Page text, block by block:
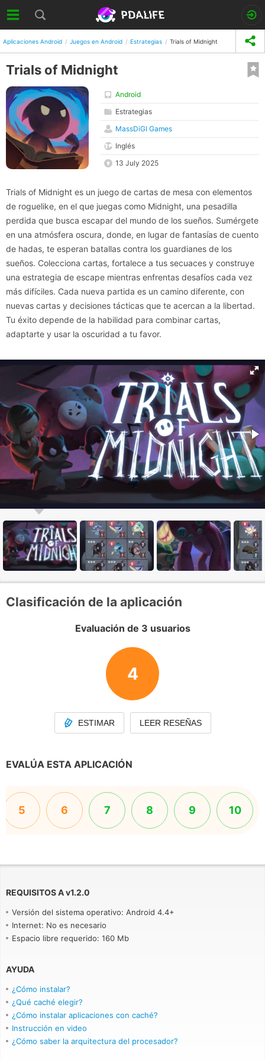
Aplicaciones Android Juegos en Android Estrategias Trials of Midnight
Trials of Midnight
Android
Estrategias
MassDiGI Games
Inglés
13 July 2025
Trials of Midnight es un juego de cartas de mesa con elementos
de roguelike, en el que juegas como Midnight, una pesadilla
perdida que busca escapar del mundo de los sueños. Sumérgete
en una atmósfera oscura, donde, en lugar de fantasías de cuento
de hadas, te esperan batallas contra los guardianes de los
sueños. Colecciona cartas, fortalece a tus secuaces y construye
una estrategia de escape mientras enfrentas desafíos cada vez
más difíciles. Cada nueva partida es un camino diferente, con
nuevas cartas y decisiones tácticas que te acercan a la libertad.
Tu éxito depende de la habilidad para combinar cartas,
adaptarte y usar la oscuridad a tu favor.
Clasificación de la aplicación
Evaluación de 3 usuarios
4
ESTIMAR LEER RESEÑAS
EVALÚA ESTA APLICACIÓN
5 6 7 8 9 10
REQUISITOS Av1.2.0
Versión del sistema operativo: Android 4.4+
Internet: No es necesario
Espacio libre requerido: 160 Mb
AYUDA
¿Cómo instalar?
¿Qué caché elegir?
¿Cómo instalar aplicaciones con caché?
Instrucción en video
¿Cómo saber la arquitectura del procesador?